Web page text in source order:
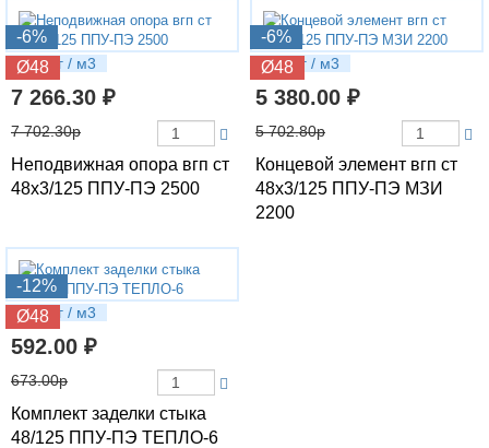
-6%
Ø48
16.3 кг / м3
7 266.30 ₽
7 702.30р
Неподвижная опора вгп ст
48х3/125 ППУ-ПЭ 2500
-6%
Ø48
11.8 кг / м3
5 380.00 ₽
5 702.80р
Концевой элемент вгп ст
48х3/125 ППУ-ПЭ МЗИ
2200
-12%
Ø48
1.26 кг / м3
592.00 ₽
673.00р
Комплект заделки стыка
48/125 ППУ-ПЭ ТЕПЛО-6